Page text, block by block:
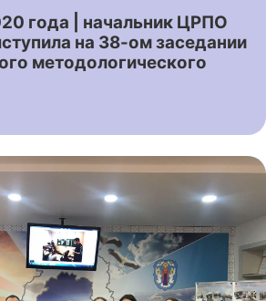
года | начальник ЦРПО
на 38-ом заседании
методологического